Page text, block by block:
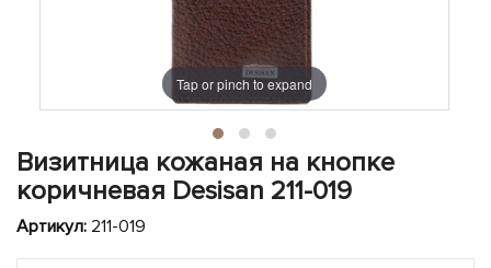
ЧЕХЛЫ ДЛЯ НОУТБУКОВ
Tap or pinch to expand
Визитница кожаная на кнопке
коричневая Desisan 211-019
Артикул: 211-019